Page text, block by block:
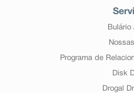
Bulário
Programa de
Disk
Drogal